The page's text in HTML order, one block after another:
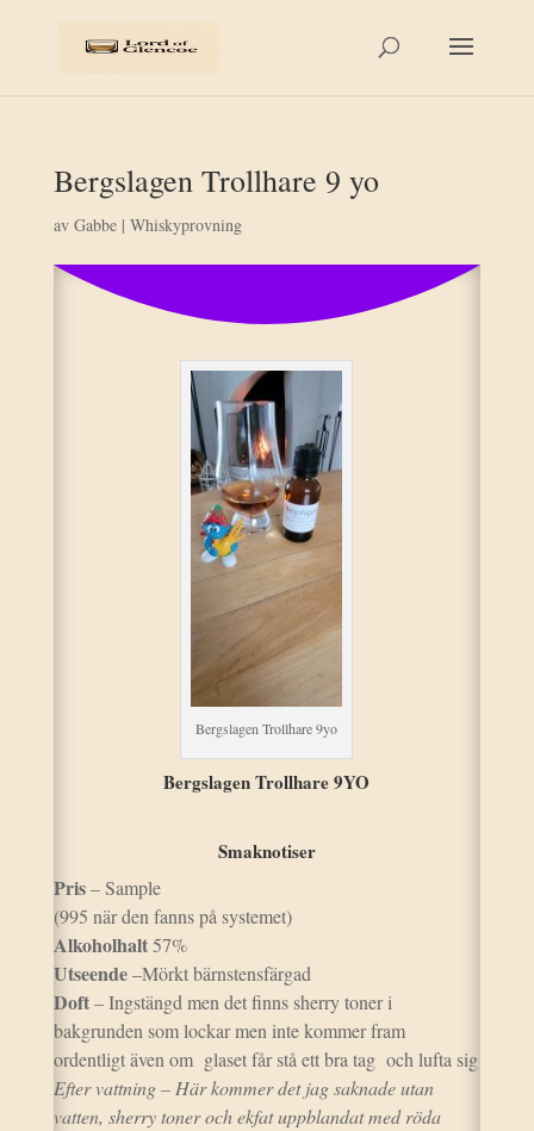
Bergslagen Trollhare 9 yo
av Gabbe| Whiskyprovning
Bergslagen Trollhare 9yo
Bergslagen Trollhare 9YO
Smaknotiser
Pris– Sample
(995 när den fanns på systemet)
Alkoholhalt57%
Utseende–Mörkt bärnstensfärgad
Doft– Ingstängd men det finns sherry toner i
bakgrunden som lockar men inte kommer fram
ordentligt även om glaset får stå ett bra tag och lufta sig
Efter vattning – Här kommer det jag saknade utan
vatten, sherry toner och ekfat uppblandat med röda